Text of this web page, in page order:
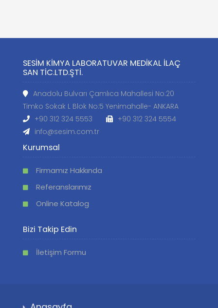
SESİM KİMYA LABORATUVAR MEDİKAL İLAÇ
SAN TİC.LTD.ŞTİ.
Anadolu Bulvarı Çamlıca Mahallesi No:20
Timko Sokak L Blok No:5 Yenimahalle- ANKARA
+90 312 324 5553
+90 312 324 5554
info@sesim.com.tr
Kurumsal
Firmamız Hakkında
Referanslarımız
Online Katalog
Bizi Takip Edin
İletişim Formu